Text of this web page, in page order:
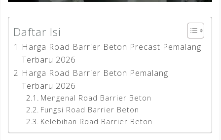
Daftar Isi
Harga Road Barrier Beton Precast Pemalang
Terbaru 2026
Harga Road Barrier Beton Pemalang
Terbaru 2026
Mengenal Road Barrier Beton
Fungsi Road Barrier Beton
Kelebihan Road Barrier Beton